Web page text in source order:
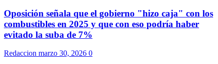
Oposición señala que el gobierno "hizo caja" con los
combustibles en 2025 y que con eso podría haber
evitado la suba de 7%
Redaccion marzo 30, 2026 0